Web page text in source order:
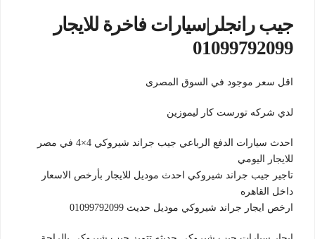
جيب رانجلر|سيارات فاخرة للايجار
01099792099
اقل سعر موجود في السوق المصرى
لدي شركه تورست كار ليموزين
احدث سيارات الدفع الرباعي جيب جراند شيروكي 4×4 في مصر
للايجار اليومي
تاجير جيب جراند شيروكي احدث موديل للايجار بأرخص الاسعار
داخل القاهره
ارخص ايجار جراند شيروكي موديل حديث 01099792099